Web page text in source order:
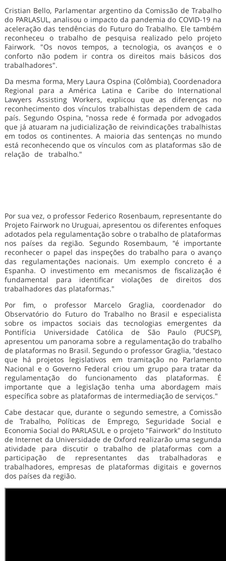
Cristian Bello, Parlamentar argentino da Comissão de Trabalho
do PARLASUL, analisou o impacto da pandemia do COVID-19 na
aceleração das tendências do Futuro do Trabalho. Ele também
reconheceu o trabalho de pesquisa realizado pelo projeto
Fairwork. "Os novos tempos, a tecnologia, os avanços e o
conforto não podem ir contra os direitos mais básicos dos
trabalhadores".
Da mesma forma, Mery Laura Ospina (Colômbia), Coordenadora
Regional para a América Latina e Caribe do International
Lawyers Assisting Workers, explicou que as diferenças no
reconhecimento dos vínculos trabalhistas dependem de cada
país. Segundo Ospina, "nossa rede é formada por advogados
que já atuaram na judicialização de reivindicações trabalhistas
em todos os continentes. A maioria das sentenças no mundo
está reconhecendo que os vínculos com as plataformas são de
relação de trabalho."
Por sua vez, o professor Federico Rosenbaum, representante do
Projeto Fairwork no Uruguai, apresentou os diferentes enfoques
adotados pela regulamentação sobre o trabalho de plataformas
nos países da região. Segundo Rosembaum, "é importante
reconhecer o papel das inspeções do trabalho para o avanço
das regulamentações nacionais. Um exemplo concreto é a
Espanha. O investimento em mecanismos de fiscalização é
fundamental para identificar violações de direitos dos
trabalhadores das plataformas."
Por fim, o professor Marcelo Graglia, coordenador do
Observatório do Futuro do Trabalho no Brasil e especialista
sobre os impactos sociais das tecnologias emergentes da
Pontifícia Universidade Católica de São Paulo (PUCSP),
apresentou um panorama sobre a regulamentação do trabalho
de plataformas no Brasil. Segundo o professor Graglia, "destaco
que há projetos legislativos em tramitação no Parlamento
Nacional e o Governo Federal criou um grupo para tratar da
regulamentação do funcionamento das plataformas. É
importante que a legislação tenha uma abordagem mais
específica sobre as plataformas de intermediação de serviços."
Cabe destacar que, durante o segundo semestre, a Comissão
de Trabalho, Políticas de Emprego, Seguridade Social e
Economia Social do PARLASUL e o projeto "Fairwork" do Instituto
de Internet da Universidade de Oxford realizarão uma segunda
atividade para discutir o trabalho de plataformas com a
participação de representantes das trabalhadoras e
trabalhadores, empresas de plataformas digitais e governos
dos países da região.